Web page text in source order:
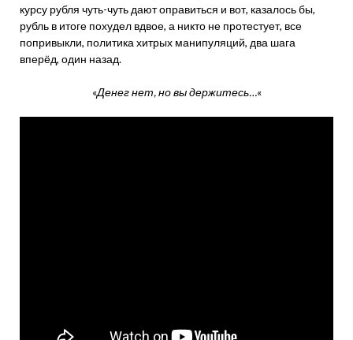
курсу рубля чуть-чуть дают оправиться и вот, казалось бы,
рубль в итоге похудел вдвое, а никто не протестует, все
попривыкли, политика хитрых манипуляций, два шага
вперёд, один назад.
«Денег нет, но вы держитесь…«